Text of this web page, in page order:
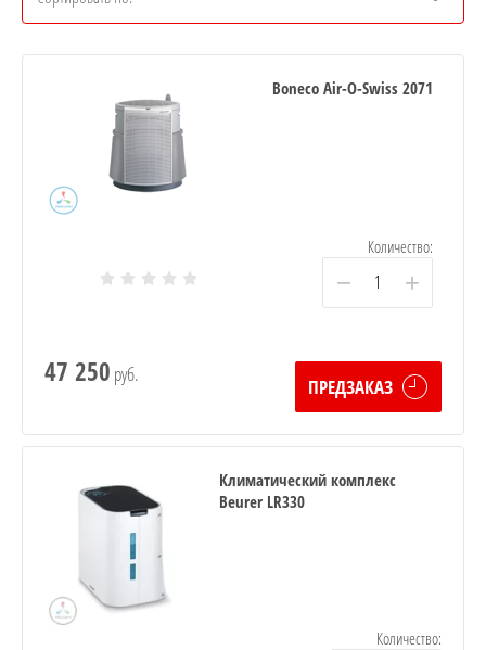
Boneco Air-O-Swiss 2071
Количество:
− +
47 250 руб.
ПРЕДЗАКАЗ
Климатический комплекс
Beurer LR330
Количество: